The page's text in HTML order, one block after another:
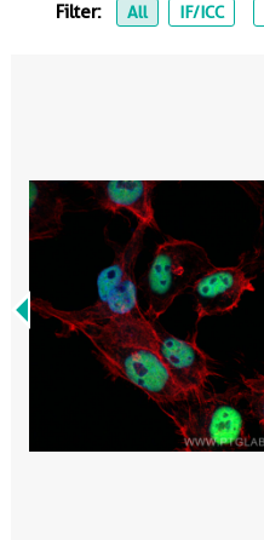
Filter: All IF/ICC